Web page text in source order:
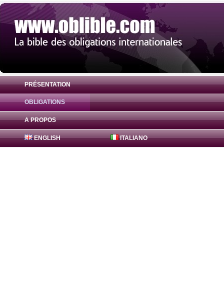
PRÉSENTATION
OBLIGATIONS
A PROPOS
ENGLISH ITALIANO
Obligation Finance Ireland Auto